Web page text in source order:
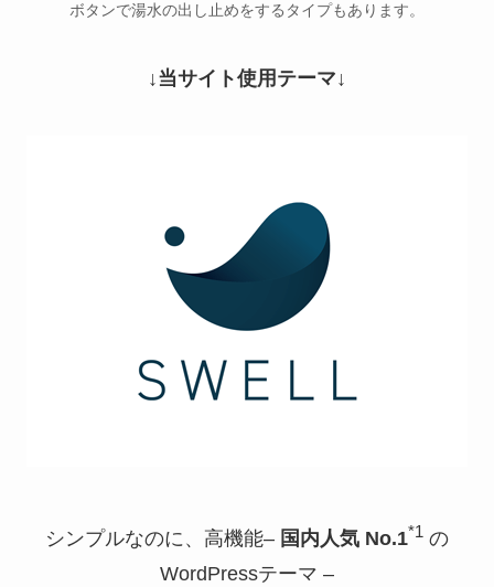
ボタンで湯水の出し止めをするタイプもあります。
↓当サイト使用テーマ↓
シンプルなのに、高機能– 国内人気 No.1*1 の
WordPressテーマ –